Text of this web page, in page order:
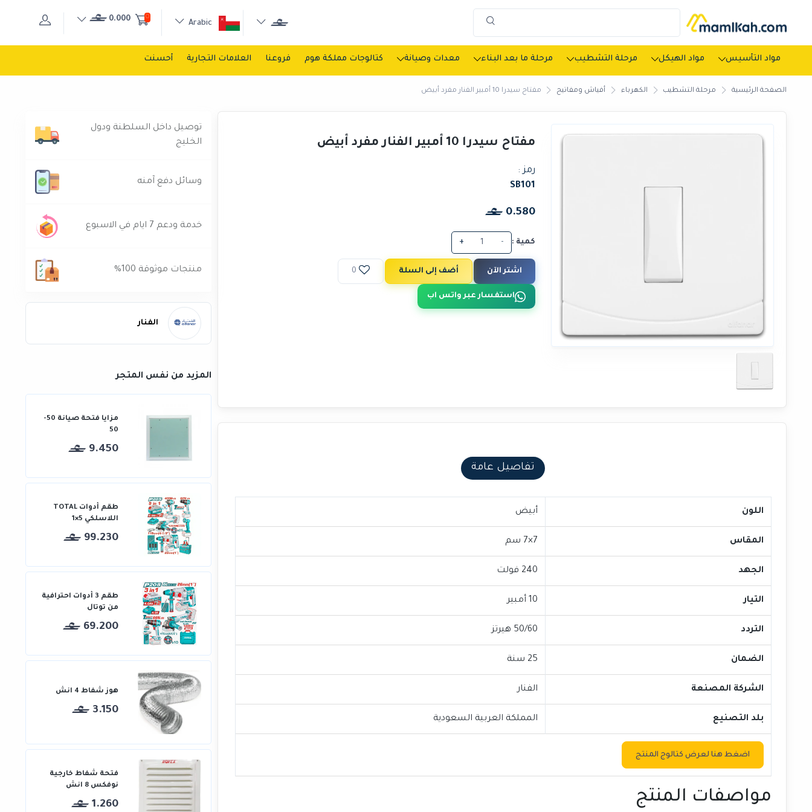
0
0.000
مواد التأسيس مواد الهيكل مرحلة التشطيب مرحلة ما بعد البناء معدات وصيانة كتالوجات مملكة هوم فروعنا العلامات التجارية أحسنت
الصفحة الرئيسية مرحلة التشطيب الكهرباء أفياش ومفاتيح مفتاح سيدرا 10 أمبير الفنار مفرد أبيض
مفتاح سيدرا 10 أمبير الفنار مفرد أبيض
رمز :
SB101
0.580
كمية : -
+
اشتر الآن أضف إلى السلة 0
استفسار عبر واتس اب
تفاصيل عامة
اللون أبيض
المقاس 7×7 سم
الجهد 240 فولت
التيار 10 أمبير
التردد 50/60 هيرتز
الضمان 25 سنة
الشركة المصنعة الفنار
بلد التصنيع المملكة العربية السعودية
اضغط هنا لعرض كتالوج المنتج
مواصفات المنتج
توصيل داخل السلطنة ودول
الخليج
وسائل دفع آمنه
خدمة ودعم 7 ايام في الاسبوع
منتجات موثوقة 100%
الفنار
المزيد من نفس المتجر
مزايا فتحة صيانة 50-
50
9.450
طقم أدوات TOTAL
اللاسلكي 5×1
99.230
طقم 3 أدوات احترافية
من توتال
69.200
هوز شفاط 4 انش
3.150
فتحة شفاط خارجية
نوفكس 8 انش
1.260